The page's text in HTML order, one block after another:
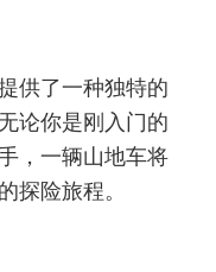
供了一种独特的
论你是刚入门的
，一辆山地车将
探险旅程。